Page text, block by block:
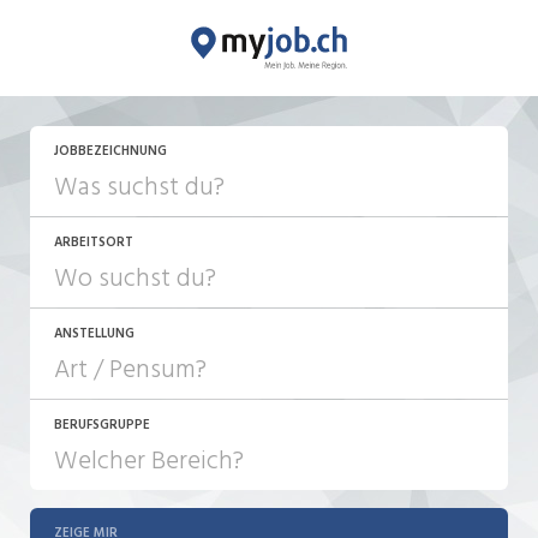
JOBBEZEICHNUNG
ARBEITSORT
ANSTELLUNG
JOB-TYP
Festanstellung
BERUFSGRUPPE
ZEIGE MIR